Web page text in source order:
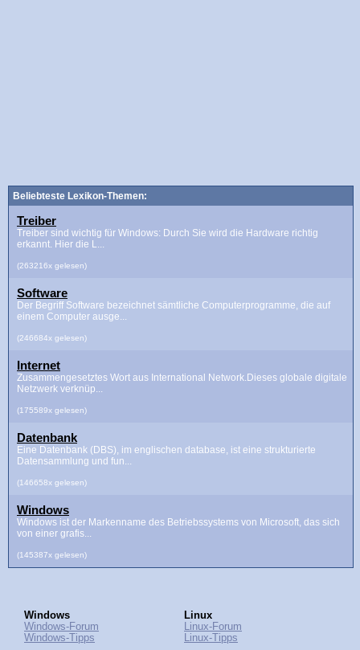
Beliebteste Lexikon-Themen:
Treiber
Treiber sind wichtig für Windows: Durch Sie wird die Hardware richtig
erkannt. Hier die L...
(263216x gelesen)
Software
Der Begriff Software bezeichnet sämtliche Computerprogramme, die auf
einem Computer ausge...
(246684x gelesen)
Internet
Zusammengesetztes Wort aus International Network.Dieses globale digitale
Netzwerk verknüp...
(175589x gelesen)
Datenbank
Eine Datenbank (DBS), im englischen database, ist eine strukturierte
Datensammlung und fun...
(146658x gelesen)
Windows
Windows ist der Markenname des Betriebssystems von Microsoft, das sich
von einer grafis...
(145387x gelesen)
Windows
Windows-Forum
Windows-Tipps
Linux
Linux-Forum
Linux-Tipps